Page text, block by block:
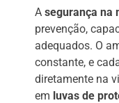
A segurança na
prevenção,
adequados. O
constante, e
diretamente na
em luvas de